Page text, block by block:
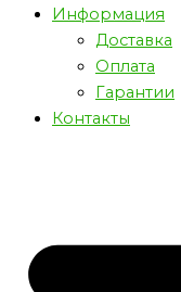
Информация
Доставка
Оплата
Гарантии
Контакты